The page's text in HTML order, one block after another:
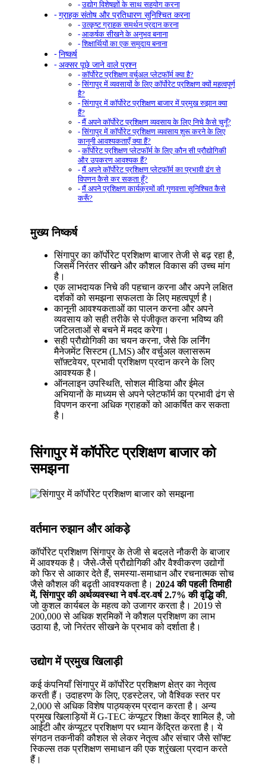
उद्योग विशेषज्ञों के साथ सहयोग करना
ग्राहक संतोष और प्रतिधारण सुनिश्चित करना
उत्कृष्ट ग्राहक समर्थन प्रदान करना
आकर्षक सीखने के अनुभव बनाना
शिक्षार्थियों का एक समुदाय बनाना
निष्कर्ष
अक्सर पूछे जाने वाले प्रश्न
कॉर्पोरेट प्रशिक्षण वर्चुअल प्लेटफॉर्म क्या है?
सिंगापुर में व्यवसायों के लिए कॉर्पोरेट प्रशिक्षण क्यों महत्वपूर्ण
है?
सिंगापुर में कॉर्पोरेट प्रशिक्षण बाजार में प्रमुख रुझान क्या
हैं?
मैं अपने कॉर्पोरेट प्रशिक्षण व्यवसाय के लिए निचे कैसे चुनूँ?
सिंगापुर में कॉर्पोरेट प्रशिक्षण व्यवसाय शुरू करने के लिए
कानूनी आवश्यकताएँ क्या हैं?
कॉर्पोरेट प्रशिक्षण प्लेटफॉर्म के लिए कौन सी प्रौद्योगिकी
और उपकरण आवश्यक हैं?
मैं अपने कॉर्पोरेट प्रशिक्षण प्लेटफॉर्म का प्रभावी ढंग से
विपणन कैसे कर सकता हूँ?
मैं अपने प्रशिक्षण कार्यक्रमों की गुणवत्ता सुनिश्चित कैसे
करूँ?
मुख्य निष्कर्ष
सिंगापुर का कॉर्पोरेट प्रशिक्षण बाजार तेजी से बढ़ रहा है,
जिसमें निरंतर सीखने और कौशल विकास की उच्च मांग
है।
एक लाभदायक निचे की पहचान करना और अपने लक्षित
दर्शकों को समझना सफलता के लिए महत्वपूर्ण है।
कानूनी आवश्यकताओं का पालन करना और अपने
व्यवसाय को सही तरीके से पंजीकृत करना भविष्य की
जटिलताओं से बचने में मदद करेगा।
सही प्रौद्योगिकी का चयन करना, जैसे कि लर्निंग
मैनेजमेंट सिस्टम (LMS) और वर्चुअल क्लासरूम
सॉफ़्टवेयर, प्रभावी प्रशिक्षण प्रदान करने के लिए
आवश्यक है।
ऑनलाइन उपस्थिति, सोशल मीडिया और ईमेल
अभियानों के माध्यम से अपने प्लेटफॉर्म का प्रभावी ढंग से
विपणन करना अधिक ग्राहकों को आकर्षित कर सकता
है।
सिंगापुर में कॉर्पोरेट प्रशिक्षण बाजार को
समझना
वर्तमान रुझान और आंकड़े
कॉर्पोरेट प्रशिक्षण सिंगापुर के तेजी से बदलते नौकरी के बाजार
में आवश्यक है। जैसे-जैसे प्रौद्योगिकी और वैश्वीकरण उद्योगों
को फिर से आकार देते हैं, समस्या-समाधान और रचनात्मक सोच
जैसे कौशल की बढ़ती आवश्यकता है।2024 की पहली तिमाही
में, सिंगापुर की अर्थव्यवस्था ने वर्ष-दर-वर्ष 2.7% की वृद्धि की,
जो कुशल कार्यबल के महत्व को उजागर करता है। 2019 से
200,000 से अधिक श्रमिकों ने कौशल प्रशिक्षण का लाभ
उठाया है, जो निरंतर सीखने के प्रभाव को दर्शाता है।
उद्योग में प्रमुख खिलाड़ी
कई कंपनियाँ सिंगापुर में कॉर्पोरेट प्रशिक्षण क्षेत्र का नेतृत्व
करती हैं। उदाहरण के लिए, एडस्टेलर, जो वैश्विक स्तर पर
2,000 से अधिक विशेष पाठ्यक्रम प्रदान करता है। अन्य
प्रमुख खिलाड़ियों में G-TEC कंप्यूटर शिक्षा केंद्र शामिल है, जो
आईटी और कंप्यूटर प्रशिक्षण पर ध्यान केंद्रित करता है। ये
संगठन तकनीकी कौशल से लेकर नेतृत्व और संचार जैसे सॉफ्ट
स्किल्स तक प्रशिक्षण समाधान की एक श्रृंखला प्रदान करते
हैं।